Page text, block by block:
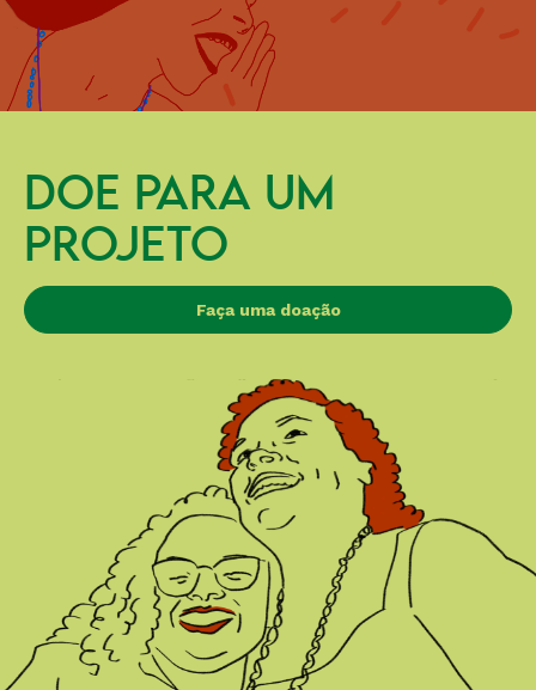
DOE PARA UM
PROJETO
Faça uma doação